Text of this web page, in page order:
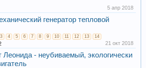
5 апр 2018
генератор тепловой
3 4 5 6 7 8 9 10 11 12 13 14
21 окт 2018
Леонида - неубиваемый, экологически